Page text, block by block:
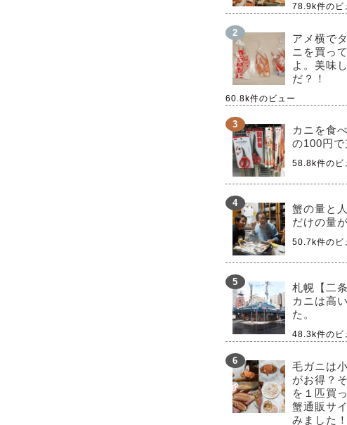
78.9k件のビ
アメ横で
ニを買っ
よ。美味
だ？！
60.8k件のビュー
カニを食
の100円で
58.8k件のビ
蟹の量と
だけの量
50.7k件のビ
札幌【二
カニは高
た。
48.3k件のビ
毛ガニは
がお得？
を１匹買
蟹通販サ
みました！